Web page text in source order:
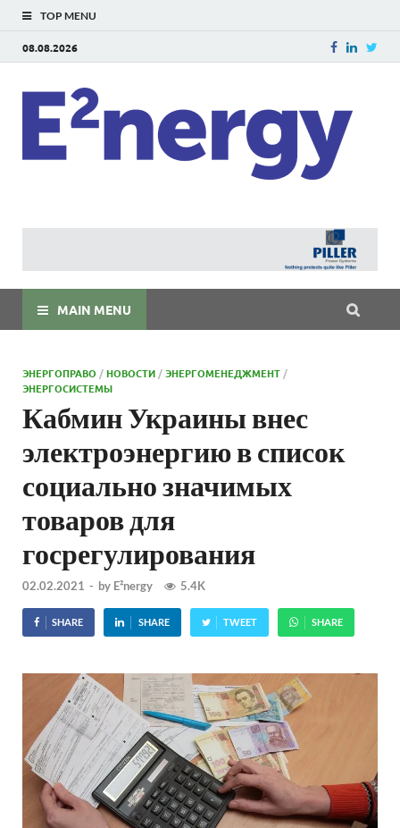
TOP MENU
08.08.2026
MAIN MENU
ЭНЕРГОПРАВО /НОВОСТИ /ЭНЕРГОМЕНЕДЖМЕНТ /
ЭНЕРГОСИСТЕМЫ
Кабмин Украины внес
электроэнергию в список
социально значимых
товаров для
госрегулирования
02.02.2021 - by E²nergy 5.4K
SHARE SHARE TWEET SHARE